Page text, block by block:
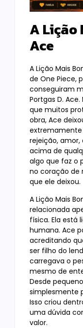
A Lição
Ace
A Lição Mais
de One Piece,
conseguiram
Portgas D.
que muitos
obra, Ace
extremamente
rejeição, amor,
acima de
algo que faz o
no coração de
que ele deixou.
A Lição Mais
relacionada
física. Ela está
humana. Ace
acreditando
ser filho do
carregava o
mesmo de
Desde
simplesmente
Isso criou
uma dúvida
valor.